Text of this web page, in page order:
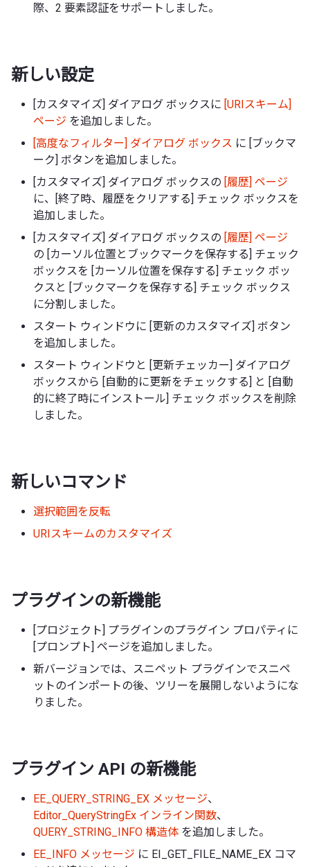
際、2 要素認証をサポートしました。
新しい設定
[カスタマイズ] ダイアログ ボックスに [URIスキーム]
ページ を追加しました。
[高度なフィルター] ダイアログ ボックス に [ブックマ
ーク] ボタンを追加しました。
[カスタマイズ] ダイアログ ボックスの [履歴] ページ
に、[終了時、履歴をクリアする] チェック ボックスを
追加しました。
[カスタマイズ] ダイアログ ボックスの [履歴] ページ
の [カーソル位置とブックマークを保存する] チェック
ボックスを [カーソル位置を保存する] チェック ボッ
クスと [ブックマークを保存する] チェック ボックス
に分割しました。
スタート ウィンドウに [更新のカスタマイズ] ボタン
を追加しました。
スタート ウィンドウと [更新チェッカー] ダイアログ
ボックスから [自動的に更新をチェックする] と [自動
的に終了時にインストール] チェック ボックスを削除
しました。
新しいコマンド
選択範囲を反転
URIスキームのカスタマイズ
プラグインの新機能
[プロジェクト] プラグインのプラグイン プロパティに
[プロンプト] ページを追加しました。
新バージョンでは、スニペット プラグインでスニペ
ットのインポートの後、ツリーを展開しないようにな
りました。
プラグイン API の新機能
EE_QUERY_STRING_EX メッセージ、
Editor_QueryStringEx インライン関数、
QUERY_STRING_INFO 構造体 を追加しました。
EE_INFO メッセージ に EI_GET_FILE_NAME_EX コマ